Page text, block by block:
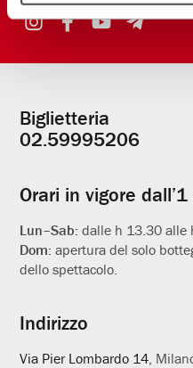
Informazioni
utili
Biglietteria
02.59995206
Orari in vigore
Lun–Sab:dalle h 13.30 alle
Dom:apertura del solo
dello spettacolo.
Indirizzo
Via Pier Lombardo 14 ,